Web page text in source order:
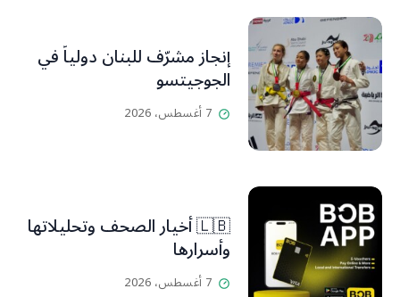
إنجاز مشرّف للبنان دولياً في
الجوجيتسو
7 أغسطس، 2026
🇱🇧 أخيار الصحف وتحليلاتها
وأسرارها
7 أغسطس، 2026